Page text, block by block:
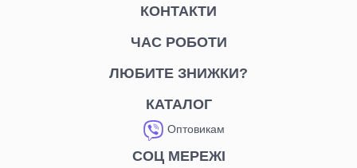
КОНТАКТИ
ЧАС РОБОТИ
ЛЮБИТЕ ЗНИЖКИ?
КАТАЛОГ
Оптовикам
СОЦ МЕРЕЖІ